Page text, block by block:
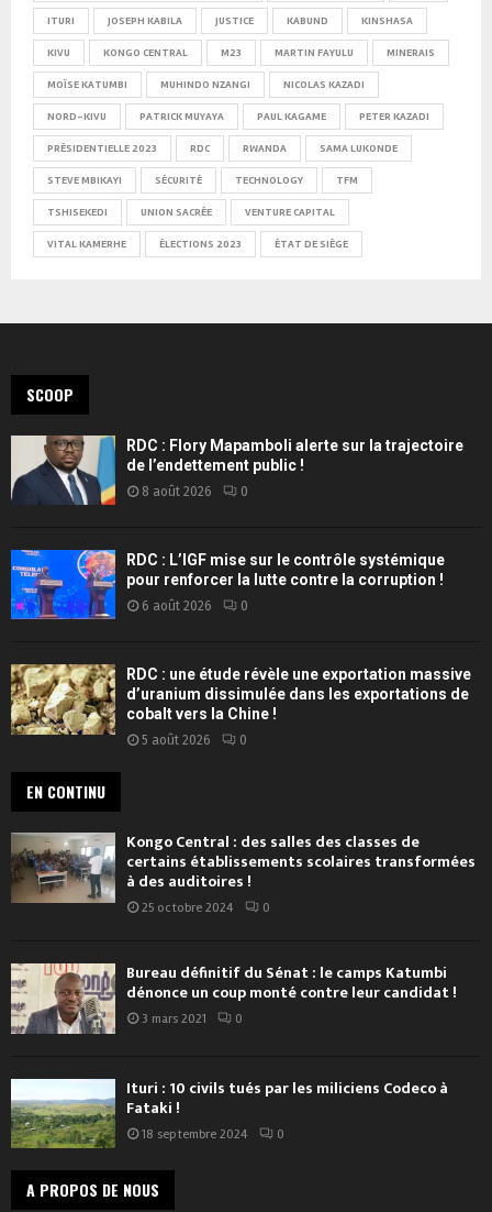
ITURI JOSEPH KABILA JUSTICE KABUND KINSHASA
KIVU KONGO CENTRAL M23 MARTIN FAYULU MINERAIS
MOÏSE KATUMBI MUHINDO NZANGI NICOLAS KAZADI
NORD-KIVU PATRICK MUYAYA PAUL KAGAME PETER KAZADI
PRÉSIDENTIELLE 2023 RDC RWANDA SAMA LUKONDE
STEVE MBIKAYI SÉCURITÉ TECHNOLOGY TFM
TSHISEKEDI UNION SACRÉE VENTURE CAPITAL
VITAL KAMERHE ÉLECTIONS 2023 ÉTAT DE SIÈGE
SCOOP
RDC : Flory Mapamboli alerte sur la trajectoire
de l’endettement public !
8 août 2026 0
RDC : L’IGF mise sur le contrôle systémique
pour renforcer la lutte contre la corruption !
6 août 2026 0
RDC : une étude révèle une exportation massive
d’uranium dissimulée dans les exportations de
cobalt vers la Chine !
5 août 2026 0
EN CONTINU
Kongo Central : des salles des classes de
certains établissements scolaires transformées
à des auditoires !
25 octobre 2024 0
Bureau définitif du Sénat : le camps Katumbi
dénonce un coup monté contre leur candidat !
3 mars 2021 0
Ituri : 10 civils tués par les miliciens Codeco à
Fataki !
18 septembre 2024 0
A PROPOS DE NOUS